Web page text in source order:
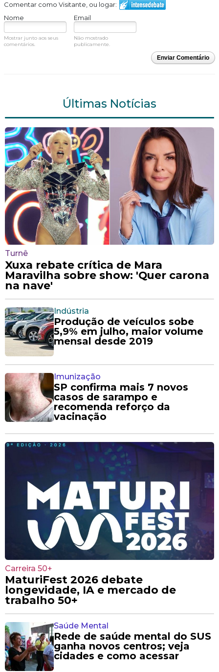
Comentar como Visitante, ou logar:
Nome
Email
Mostrar junto aos seus
comentários.
Não mostrado
publicamente.
Enviar Comentário
Últimas Notícias
Turnê
Xuxa rebate crítica de Mara
Maravilha sobre show: 'Quer carona
na nave'
Indústria
Produção de veículos sobe
5,9% em julho, maior volume
mensal desde 2019
Imunização
SP confirma mais 7 novos
casos de sarampo e
recomenda reforço da
vacinação
Carreira 50+
MaturiFest 2026 debate
longevidade, IA e mercado de
trabalho 50+
Saúde Mental
Rede de saúde mental do SUS
ganha novos centros; veja
cidades e como acessar